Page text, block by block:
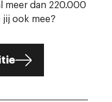
meer dan 220.000
jij ook mee?